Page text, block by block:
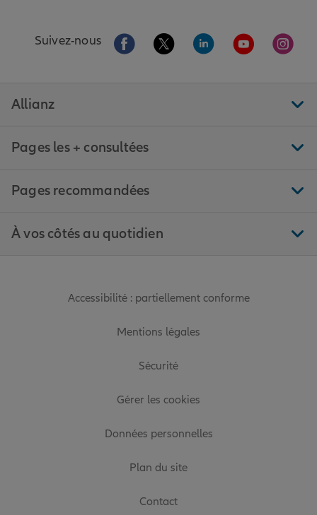
Suivez-nous Aller sur la page Facebook de Allianz
Aller sur la page Twitter de
Aller sur la page
Aller sur la
Aller
Allianz
Pages les + consultées
Pages recommandées
À vos côtés au quotidien
Accessibilité : partiellement conforme
Mentions légales
Sécurité
Gérer les cookies
Données personnelles
Plan du site
Contact